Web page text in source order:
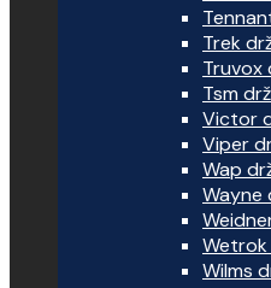
Trek
Truvox
Tsm
Victor
Viper
Wap
Wayne
Wilms